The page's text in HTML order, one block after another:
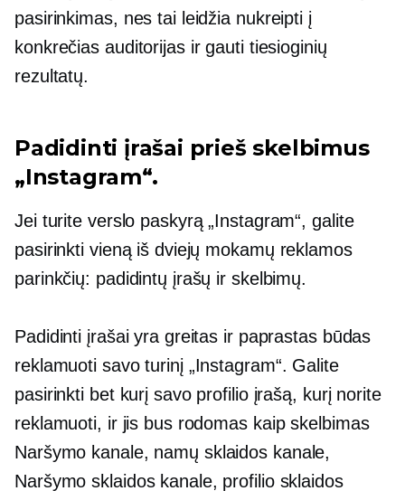
pasirinkimas, nes tai leidžia nukreipti į
konkrečias auditorijas ir gauti tiesioginių
rezultatų.
Padidinti įrašai prieš skelbimus
„Instagram“.
Jei turite verslo paskyrą „Instagram“, galite
pasirinkti vieną iš dviejų mokamų reklamos
parinkčių: padidintų įrašų ir skelbimų.
Padidinti įrašai yra greitas ir paprastas būdas
reklamuoti savo turinį „Instagram“. Galite
pasirinkti bet kurį savo profilio įrašą, kurį norite
reklamuoti, ir jis bus rodomas kaip skelbimas
Naršymo kanale, namų sklaidos kanale,
Naršymo sklaidos kanale, profilio sklaidos